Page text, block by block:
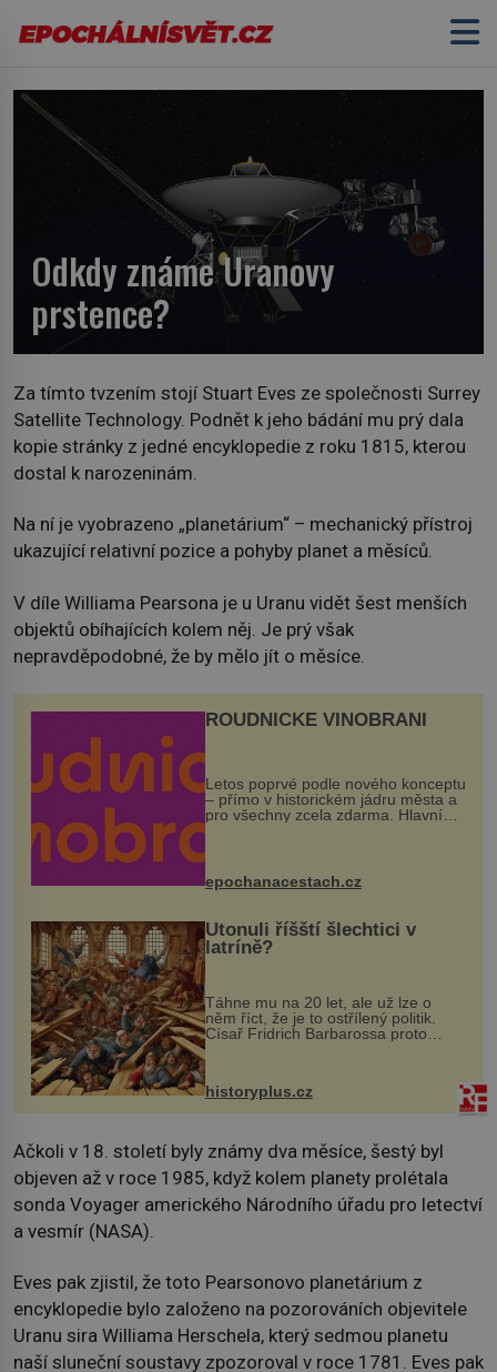
Odkdy známe Uranovy
prstence?
Za tímto tvzením stojí Stuart Eves ze společnosti Surrey
Satellite Technology. Podnět k jeho bádání mu prý dala
kopie stránky z jedné encyklopedie z roku 1815, kterou
dostal k narozeninám.
Na ní je vyobrazeno „planetárium“ – mechanický přístroj
ukazující relativní pozice a pohyby planet a měsíců.
V díle Williama Pearsona je u Uranu vidět šest menších
objektů obíhajících kolem něj. Je prý však
nepravděpodobné, že by mělo jít o měsíce.
ROUDNICKÉ VINOBRANÍ
Letos poprvé podle nového konceptu
– přímo v historickém jádru města a
pro všechny zcela zdarma. Hlavní
program se odehraje na Karlově a
mohou těšit na víno, burčák, pes...
epochanacestach.cz
Utonuli říšští šlechtici v
latríně?
Táhne mu na 20 let, ale už lze o
něm říct, že je to ostřílený politik.
Císař Fridrich Barbarossa proto
posílá svého syna a dědice Jindřicha
VI. do Erfurtu, aby se stal
prostředníkem při řešení sporu m...
historyplus.cz
Ačkoli v 18. století byly známy dva měsíce, šestý byl
objeven až v roce 1985, když kolem planety prolétala
sonda Voyager amerického Národního úřadu pro letectví
a vesmír (NASA).
Eves pak zjistil, že toto Pearsonovo planetárium z
encyklopedie bylo založeno na pozorováních objevitele
Uranu sira Williama Herschela, který sedmou planetu
naší sluneční soustavy zpozoroval v roce 1781. Eves pak